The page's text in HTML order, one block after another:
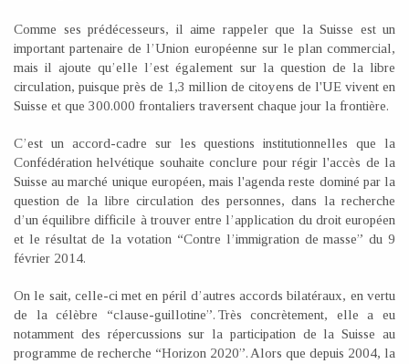
Comme ses prédécesseurs, il aime rappeler que la Suisse est un
important partenaire de l’Union européenne sur le plan commercial,
mais il ajoute qu’elle l’est également sur la question de la libre
circulation, puisque près de 1,3 million de citoyens de l'UE vivent en
Suisse et que 300.000 frontaliers traversent chaque jour la frontière.
C’est un accord-cadre sur les questions institutionnelles que la
Confédération helvétique souhaite conclure pour régir l'accès de la
Suisse au marché unique européen, mais l'agenda reste dominé par la
question de la libre circulation des personnes, dans la recherche
d’un équilibre difficile à trouver entre l’application du droit européen
et le résultat de la votation “Contre l’immigration de masse” du 9
février 2014.
On le sait, celle-ci met en péril d’autres accords bilatéraux, en vertu
de la célèbre “clause-guillotine”. Très concrètement, elle a eu
notamment des répercussions sur la participation de la Suisse au
programme de recherche “Horizon 2020”. Alors que depuis 2004, la